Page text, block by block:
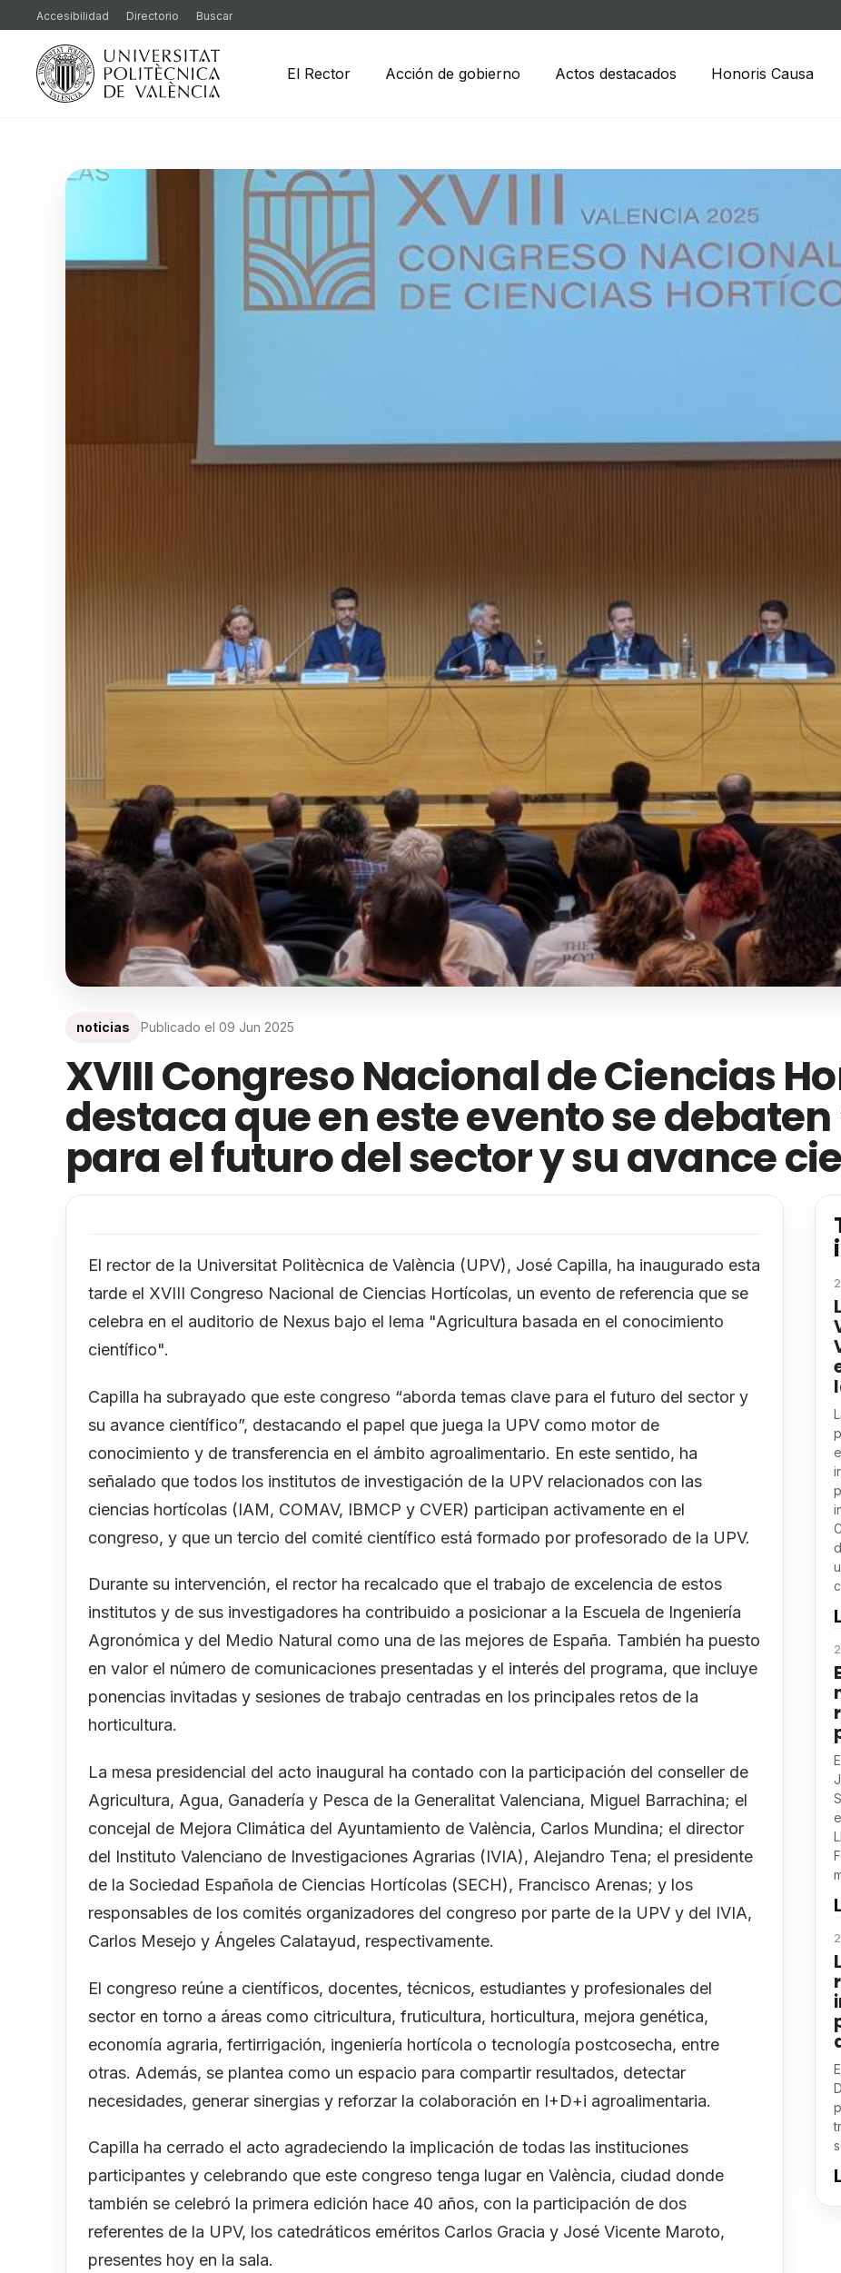
Accesibilidad Directorio Buscar
El Rector Acción de gobierno Actos destacados Honoris Causa
noticias Publicado el 09 Jun 2025
XVIII Congreso Nacional de Ciencias
destaca que en este evento se
para el futuro del sector y su avance
El rector de la Universitat Politècnica de València (UPV), José Capilla, ha inaugurado esta
tarde el XVIII Congreso Nacional de Ciencias Hortícolas, un evento de referencia que se
celebra en el auditorio de Nexus bajo el lema "Agricultura basada en el conocimiento
científico".
Capilla ha subrayado que este congreso “aborda temas clave para el futuro del sector y
su avance científico”, destacando el papel que juega la UPV como motor de
conocimiento y de transferencia en el ámbito agroalimentario. En este sentido, ha
señalado que todos los institutos de investigación de la UPV relacionados con las
ciencias hortícolas (IAM, COMAV, IBMCP y CVER) participan activamente en el
congreso, y que un tercio del comité científico está formado por profesorado de la UPV.
Durante su intervención, el rector ha recalcado que el trabajo de excelencia de estos
institutos y de sus investigadores ha contribuido a posicionar a la Escuela de Ingeniería
Agronómica y del Medio Natural como una de las mejores de España. También ha puesto
en valor el número de comunicaciones presentadas y el interés del programa, que incluye
ponencias invitadas y sesiones de trabajo centradas en los principales retos de la
horticultura.
La mesa presidencial del acto inaugural ha contado con la participación del conseller de
Agricultura, Agua, Ganadería y Pesca de la Generalitat Valenciana, Miguel Barrachina; el
concejal de Mejora Climática del Ayuntamiento de València, Carlos Mundina; el director
del Instituto Valenciano de Investigaciones Agrarias (IVIA), Alejandro Tena; el presidente
de la Sociedad Española de Ciencias Hortícolas (SECH), Francisco Arenas; y los
responsables de los comités organizadores del congreso por parte de la UPV y del IVIA,
Carlos Mesejo y Ángeles Calatayud, respectivamente.
El congreso reúne a científicos, docentes, técnicos, estudiantes y profesionales del
sector en torno a áreas como citricultura, fruticultura, horticultura, mejora genética,
economía agraria, fertirrigación, ingeniería hortícola o tecnología postcosecha, entre
otras. Además, se plantea como un espacio para compartir resultados, detectar
necesidades, generar sinergias y reforzar la colaboración en I+D+i agroalimentaria.
Capilla ha cerrado el acto agradeciendo la implicación de todas las instituciones
participantes y celebrando que este congreso tenga lugar en València, ciudad donde
también se celebró la primera edición hace 40 años, con la participación de dos
referentes de la UPV, los catedráticos eméritos Carlos Gracia y José Vicente Maroto,
presentes hoy en la sala.